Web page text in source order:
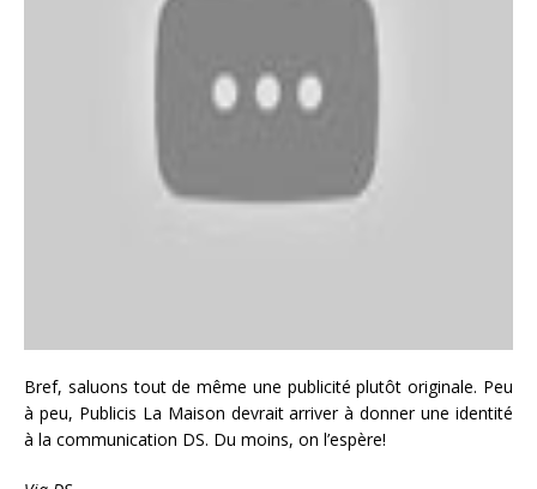
Bref, saluons tout de même une publicité plutôt originale. Peu
à peu, Publicis La Maison devrait arriver à donner une identité
à la communication DS. Du moins, on l’espère!